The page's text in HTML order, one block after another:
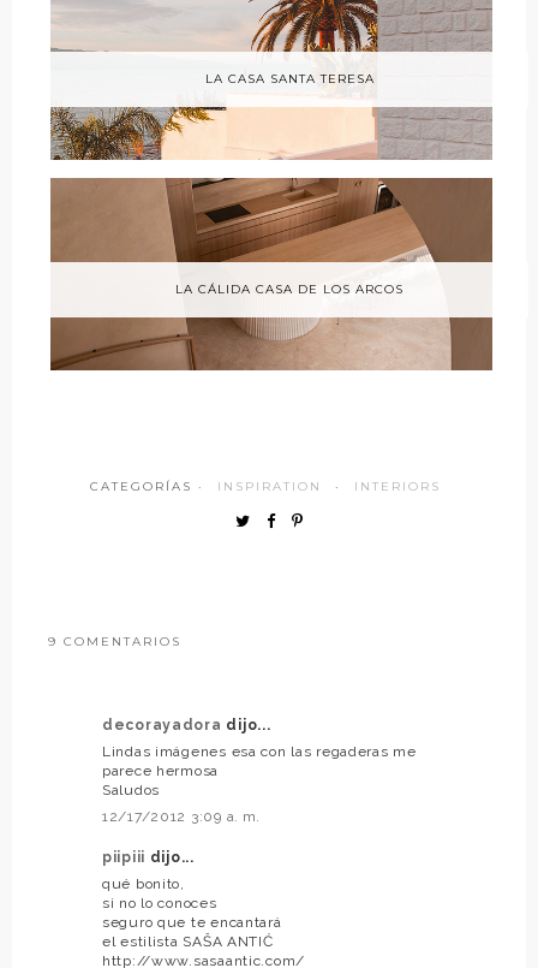
LA CASA SANTA TERESA
LA CÁLIDA CASA DE LOS ARCOS
CATEGORÍAS · INSPIRATION · INTERIORS
9 COMENTARIOS
decorayadora dijo...
Lindas imágenes esa con las regaderas me
parece hermosa
Saludos
12/17/2012 3:09 a. m.
piipiii dijo...
qué bonito,
si no lo conoces
seguro que te encantará
el estilista SAŠA ANTIĆ
http://www.sasaantic.com/